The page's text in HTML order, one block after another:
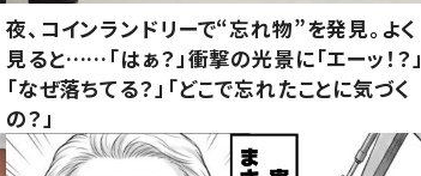
夜、コインランドリーで“忘れ物”を発見。よく
見ると……「はぁ？」衝撃の光景に「エーッ！？」
「なぜ落ちてる？」「どこで忘れたことに気づく
の？」